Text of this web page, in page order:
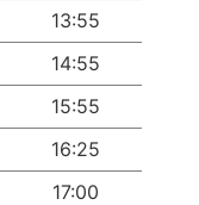
13:55
14:55
15:55
16:25
17:00